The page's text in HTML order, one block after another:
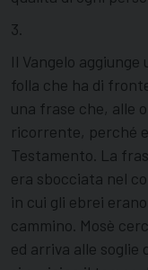
3.
Il Vangelo aggiunge
folla che ha di
una frase che, alle
ricorrente, perché
Testamento. La
era sbocciata nel
in cui gli ebrei
cammino. Mosè
ed arriva alle soglie